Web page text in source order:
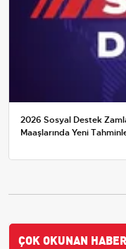
2026 Sosyal Destek
Maaşlarında Yeni
ÇOK OKUNAN